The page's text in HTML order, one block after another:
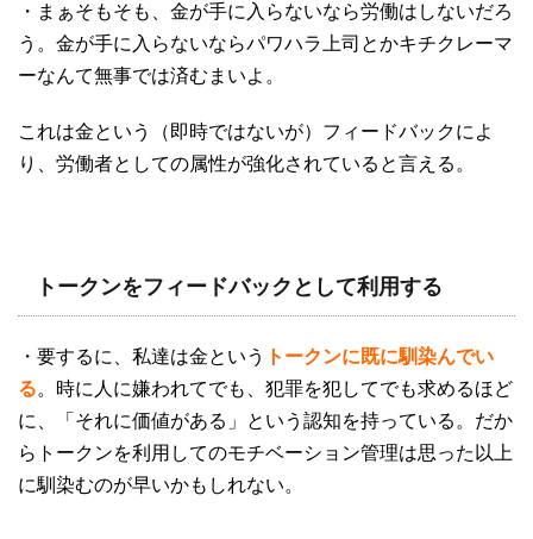
・まぁそもそも、金が手に入らないなら労働はしないだろ
う。金が手に入らないならパワハラ上司とかキチクレーマ
ーなんて無事では済むまいよ。
これは金という（即時ではないが）フィードバックによ
り、労働者としての属性が強化されていると言える。
トークンをフィードバックとして利用する
・要するに、私達は金という
トークンに既に馴染んでい
る。時に人に嫌われてでも、犯罪を犯してでも求めるほど
に、「それに価値がある」という認知を持っている。だか
らトークンを利用してのモチベーション管理は思った以上
に馴染むのが早いかもしれない。